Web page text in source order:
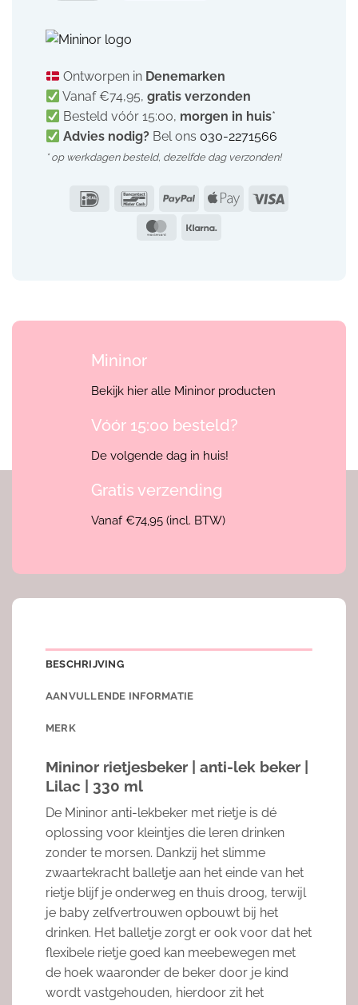
Ontworpen in Denemarken
Vanaf €74,95,gratis verzonden
Besteld vóór 15:00, morgen in huis*
Advies nodig? Bel ons 030-2271566
* op werkdagen besteld, dezelfde dag verzonden!
IDeal Bancontact
PayPal Apple
Visa
MasterCard
Klarna
Mininor
Bekijk hier alle Mininor producten
Vóór 15:00 besteld?
De volgende dag in huis!
Gratis verzending
Vanaf €74,95 (incl. BTW)
BESCHRIJVING
AANVULLENDE INFORMATIE
MERK
Mininor rietjesbeker | anti-lek beker |
Lilac | 330 ml
De Mininor anti-lekbeker met rietje is dé
oplossing voor kleintjes die leren drinken
zonder te morsen. Dankzij het slimme
zwaartekracht balletje aan het einde van het
rietje blijf je onderweg en thuis droog, terwijl
je baby zelfvertrouwen opbouwt bij het
drinken. Het balletje zorgt er ook voor dat het
flexibele rietje goed kan meebewegen met
de hoek waaronder de beker door je kind
wordt vastgehouden, hierdoor zit het